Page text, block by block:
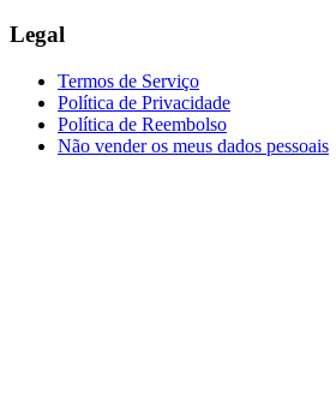
Legal
Termos de Serviço
Política de Privacidade
Política de Reembolso
Não vender os meus dados pessoais